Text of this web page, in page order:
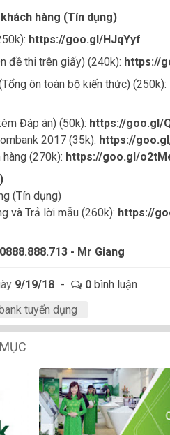
khách hàng (Tín dụng)
https://goo.gl/HJqYyf
đề thi trên giấy) (240k): https://
ôn toàn bộ kiến thức) (250k):
Đáp án) (50k): https://goo.gl/
2017 (35k): https://
(270k): https://goo.gl/
(Tín dụng)
và Trả lời mẫu (260k): https://
0888.888.713 - Mr Giang
9/19/18 - 0 bình luận
tuyển dụng